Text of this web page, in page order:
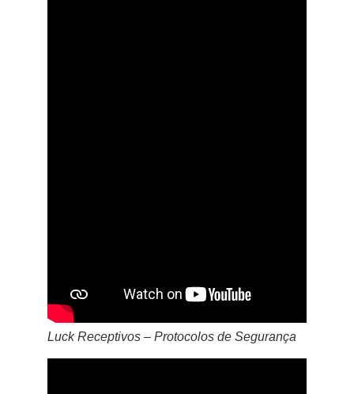
Luck Receptivos – Protocolos de Segurança